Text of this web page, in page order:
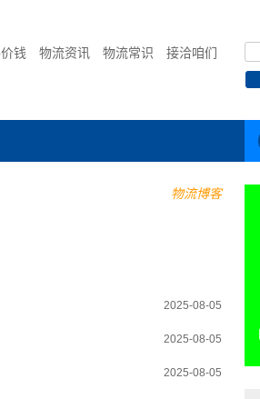
钱 物流资讯 物流常识 接洽咱们
物流博客
2025-08-05
2025-08-05
2025-08-05